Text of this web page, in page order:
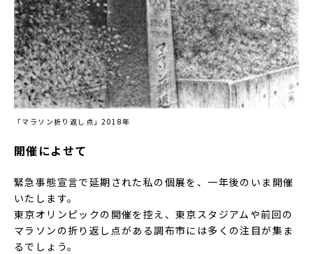
「マラソン折り返し点」2018年
開催によせて
緊急事態宣言で延期された私の個展を、一年後のいま開催
いたします。
東京オリンピックの開催を控え、東京スタジアムや前回の
マラソンの折り返し点がある調布市には多くの注目が集ま
るでしょう。